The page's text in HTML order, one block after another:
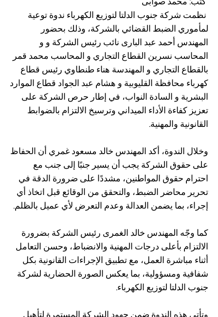
نظمت شركة جنوب الدلتا لتوزيع الكهرباء ندوة توعية
لمأموري الضبط القضائي بالشركة، وذلك بحضور
المهندس أحمد عبد البارى نائب رئيس الشركة و و
المحاسب نسرين القطاع التجاري و المحاسب محمد قمر
بالقطاع التجاري و المهندسة هناء طنطاوي رئيس قطاع
كهرباء محافظة القليوبية و هشام عبد الجواد قطاع الموارد
البشرية و السادة النواب، في إطار حرص الشركة على
تعزيز كفاءة الأداء الميداني وترسيخ الالتزام بالضوابط
القانونية والمهنية.
وخلال الندوة، أكد المهندس خالد مسعود غمري أن الحفاظ
على حقوق الشركة يجب أن يسير جنبًا إلى جنب مع
احترام حقوق المواطنين، مشددًا على ضرورة الدقة في
تحرير محاضر الضبط، والتحقق من الوقائع قبل اتخاذ أي
إجراء، بما يضمن العدالة وعدم التعرض لأي عميل بالظلم.
كما وجّه المهندس خالد الغمرى رئيس الشركة بضرورة
الالتزام بأعلى درجات المهنية والانضباط، وحسن التعامل
أثناء مباشرة العمل، مع تطبيق الإجراءات القانونية بكل
شفافية ومسؤولية، بما يعكس الصورة الحضارية لشركة
جنوب الدلتا لتوزيع الكهرباء.
وتأتي هذه الندوة ضمن جهود الشركة المستمرة لتأهيل